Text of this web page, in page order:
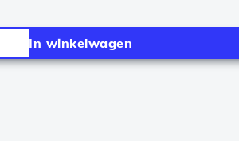
In winkelwagen